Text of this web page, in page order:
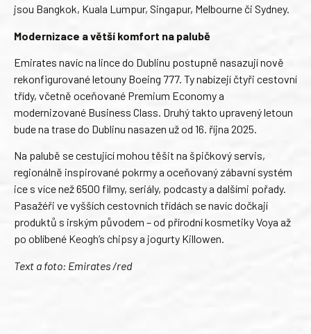
jsou Bangkok, Kuala Lumpur, Singapur, Melbourne či Sydney.
Modernizace a větší komfort na palubě
Emirates navíc na lince do Dublinu postupně nasazují nově
rekonfigurované letouny Boeing 777. Ty nabízejí čtyři cestovní
třídy, včetně oceňované Premium Economy a
modernizované Business Class. Druhý takto upravený letoun
bude na trase do Dublinu nasazen už od 16. října 2025.
Na palubě se cestující mohou těšit na špičkový servis,
regionálně inspirované pokrmy a oceňovaný zábavní systém
ice s více než 6500 filmy, seriály, podcasty a dalšími pořady.
Pasažéři ve vyšších cestovních třídách se navíc dočkají
produktů s irským původem – od přírodní kosmetiky Voya až
po oblíbené Keogh’s chipsy a jogurty Killowen.
Text a foto: Emirates /red